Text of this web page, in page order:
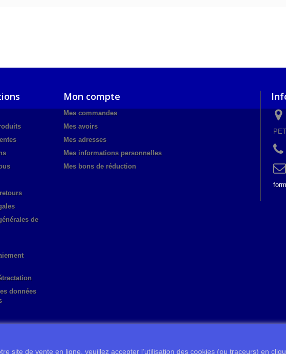
de
données
Mon compte
Mes commandes
Mes avoirs
Mes adresses
Mes informations personnelles
Mes bons de réduction
site de vente en ligne, veuillez accepter l’utilisation des cookies (ou traceurs) en